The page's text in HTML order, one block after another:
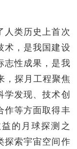
类历史上首次
术，是我国建设
志性成果，是我
，探月工程聚焦
学发现、技术创
作等方面取得丰
的月球探测之
探索宇宙空间作